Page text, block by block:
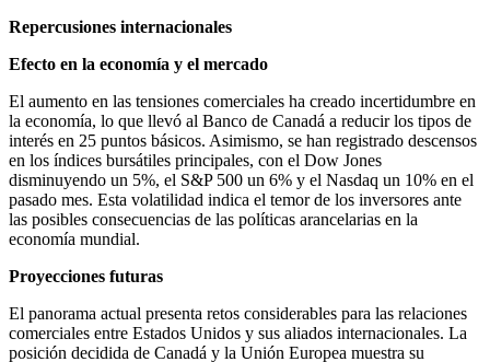
Repercusiones internacionales
Efecto en la economía y el mercado
El aumento en las tensiones comerciales ha creado incertidumbre en
la economía, lo que llevó al Banco de Canadá a reducir los tipos de
interés en 25 puntos básicos. Asimismo, se han registrado descensos
en los índices bursátiles principales, con el Dow Jones
disminuyendo un 5%, el S&P 500 un 6% y el Nasdaq un 10% en el
pasado mes. Esta volatilidad indica el temor de los inversores ante
las posibles consecuencias de las políticas arancelarias en la
economía mundial.
Proyecciones futuras
El panorama actual presenta retos considerables para las relaciones
comerciales entre Estados Unidos y sus aliados internacionales. La
posición decidida de Canadá y la Unión Europea muestra su